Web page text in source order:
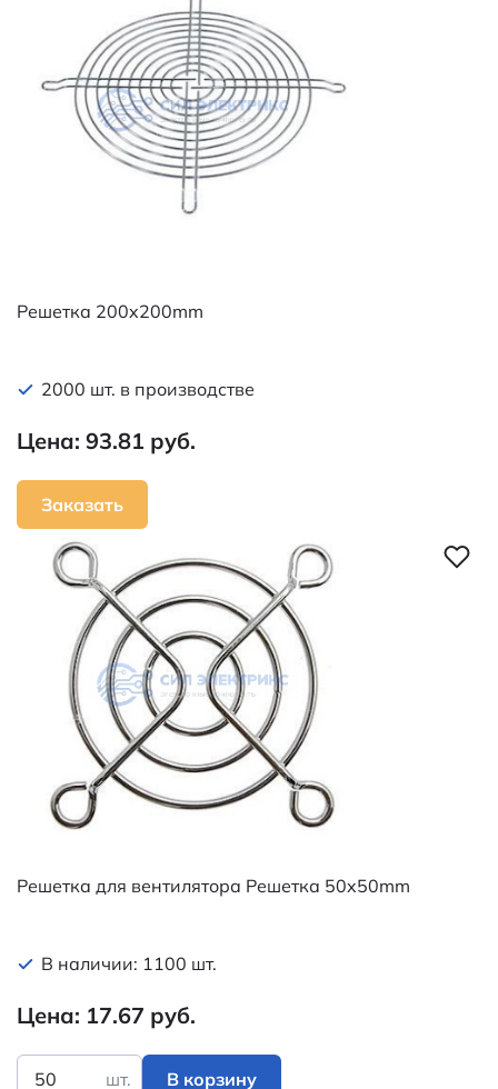
Решетка 200x200mm
2000 шт. в производстве
Цена: 93.81 руб.
Заказать
Решетка для вентилятора Решетка 50x50mm
В наличии: 1100 шт.
Цена: 17.67 руб.
шт. В корзину